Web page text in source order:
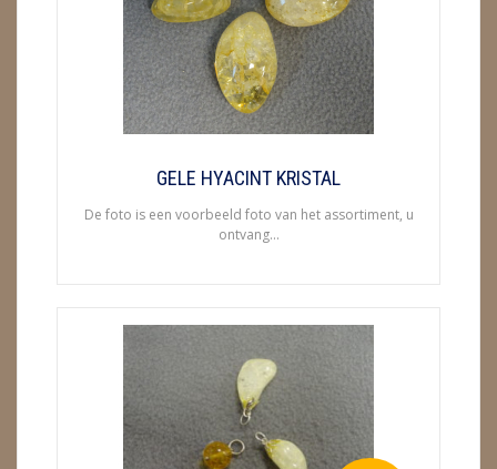
FENG SHUI
GEODE 'S / STANDAARDS
GESLEPEN STENEN
HANGERS
GELE HYACINT KRISTAL
De foto is een voorbeeld foto van het assortiment, u
ontvang...